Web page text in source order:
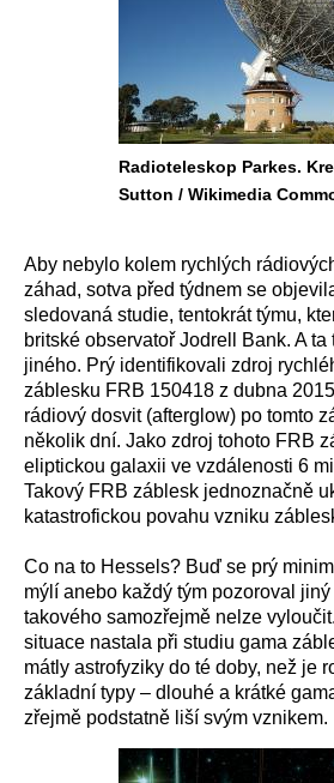
Radioteleskop Parkes.
Sutton / Wikimedia
Aby nebylo kolem rychlých
záhad, sotva před týdnem se
sledovaná studie, tentokrát týmu,
britské observatoř Jodrell Bank. A
jiného. Prý identifikovali zdroj
záblesku FRB 150418 z dubna
rádiový dosvit (afterglow) po tomto
několik dní. Jako zdroj tohoto FRB
eliptickou galaxii ve vzdálenosti 6
Takový FRB záblesk jednoznačně
katastrofickou povahu vzniku
Co na to Hessels? Buď se prý
mýlí anebo každý tým pozoroval
takového samozřejmě nelze
situace nastala při studiu gama
mátly astrofyziky do té doby, než je
základní typy – dlouhé a krátké
zřejmě podstatně liší svým vznikem.